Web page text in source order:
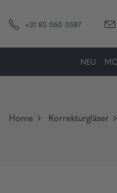
+31 85 060 0587
NEU
Home Korrekturgläser